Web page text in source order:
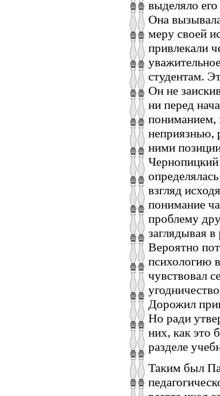
выделяло
Она
меру своей
привлекали
студентам.
Он не
ни перед
пониманием,
неприязнью,
ними
Чернопицкий
взгляд
понимание
проблему
заглядывая
Вероятно
психологию
чувствовал
Дорожил
Но ради
них, как это
разделе
Таким был